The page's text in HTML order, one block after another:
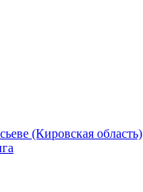
(Кировская область)